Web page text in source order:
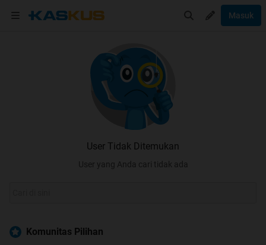
Masuk
User Tidak Ditemukan
User yang Anda cari tidak ada
Komunitas Pilihan